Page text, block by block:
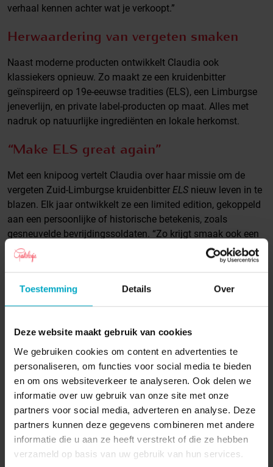
Toestemming Details Over
Deze website maakt gebruik van cookies
We gebruiken cookies om content en advertenties te
personaliseren, om functies voor social media te bieden
en om ons websiteverkeer te analyseren. Ook delen we
informatie over uw gebruik van onze site met onze
partners voor social media, adverteren en analyse. Deze
partners kunnen deze gegevens combineren met andere
informatie die u aan ze heeft verstrekt of die ze hebben
verzameld op basis van uw gebruik van hun services.
verhaal kennen achter wat je verkoopt.”
Herwaardering van vergeten smaken
Naast moderne producten ontwikkelt Claudia ook
klassiekers opnieuw. Zo maakt ze een kruidenbitter
geïnspireerd op 19e-eeuwse tradities (ELS), een Limburgse
jeneverlijn, en private label-producten op maat. Alles met
nadruk op natuurlijke ingrediënten en lokale herkomst.
“Make ELS great again”
Met een knipoog vertelt Claudia over haar missie om de
vergeten Zuid-Limburgse kruidenbitter ELS nieuw leven in te
blazen. Elk jaar ontwikkelt ze een limited edition, gekoppeld
aan een persoonlijke of historische betekenis, zoals
gesneuvelde bevrijdingssoldaten. “Zo krijgt smaak ook een
ziel.”
Gastvrijheid en aandacht
Claudia sluit af met haar visie op gastvrijheid: het begint bij
klant. En dat sluit naadloos aan bij watDe Stamtafel
laten horen: hoe vakmanschap, verbinding en oprechte
interesse de basis vormen voor gastvrijheid.
Met dank aan